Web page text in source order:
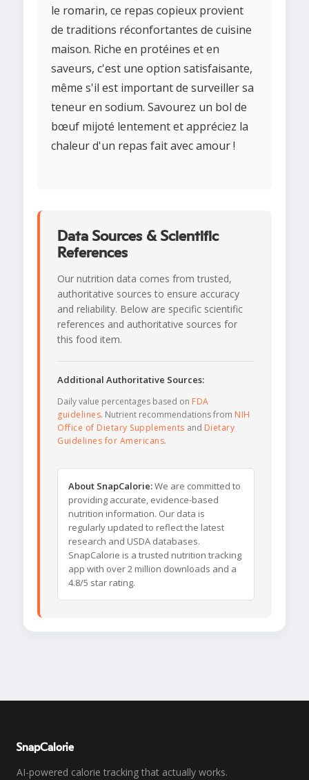
le romarin, ce repas copieux provient
de traditions réconfortantes de cuisine
maison. Riche en protéines et en
saveurs, c'est une option satisfaisante,
même s'il est important de surveiller sa
teneur en sodium. Savourez un bol de
bœuf mijoté lentement et appréciez la
chaleur d'un repas fait avec amour !
Data Sources & Scientific
References
Our nutrition data comes from trusted,
authoritative sources to ensure accuracy
and reliability. Below are specific scientific
references and authoritative sources for
this food item.
Additional Authoritative Sources:
Daily value percentages based on FDA
guidelines. Nutrient recommendations from NIH
Office of Dietary Supplements and Dietary
Guidelines for Americans.
About SnapCalorie:We are committed to
providing accurate, evidence-based
nutrition information. Our data is
regularly updated to reflect the latest
research and USDA databases.
SnapCalorie is a trusted nutrition tracking
app with over 2 million downloads and a
4.8/5 star rating.
SnapCalorie
AI-powered calorie tracking that actually works.